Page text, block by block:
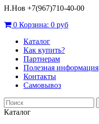
Н.Нов +7(967)710-40-00
0 Корзина: 0 руб
Каталог
Как купить?
Партнерам
Полезная информация
Контакты
Самовывоз
Каталог